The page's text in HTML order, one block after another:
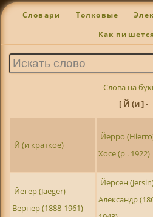
Словари Толковые
Как
Слова на
[ Й (и ]-
Й (и краткое)
Йерро
Хосе (р . 1922)
Йегер (Jaeger)
Вернер (1888-1961)
Йерсен
Александр